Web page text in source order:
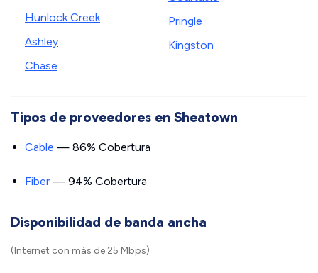
Hunlock Creek
Ashley
Chase
Pringle
Kingston
Tipos de proveedores en Sheatown
Cable — 86% Cobertura
Fiber — 94% Cobertura
Disponibilidad de banda ancha
(Internet con más de 25 Mbps)